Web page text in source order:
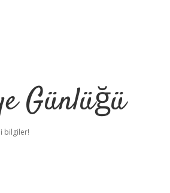
Günlüğü
bilgiler!